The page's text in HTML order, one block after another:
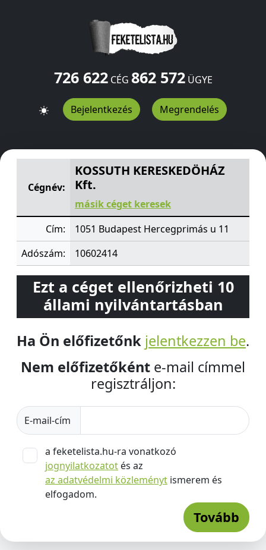
726 622CÉG 862 572ÜGYE
Bejelentkezés Megrendelés
KOSSUTH KERESKEDÖHÁZ Kft. Hercegprimás u 11
Cégnév:
KOSSUTH KERESKEDÖHÁZ
Kft.
másik céget keresek
Cím:
1051 Budapest Hercegprimás u 11
Adószám:
10602414
Ezt a céget ellenőrizheti 10
állami nyilvántartásban
Ha Ön előfizetőnk jelentkezzen be.
Nem előfizetőként e-mail címmel
regisztráljon:
E-mail-cím
a feketelista.hu-ra vonatkozó
jognyilatkozatot és az
az adatvédelmi közleményt ismerem és
elfogadom.
Tovább